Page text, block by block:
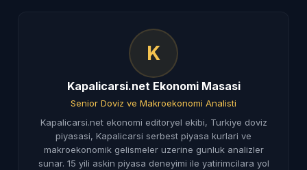
K
Kapalicarsi.net Ekonomi Masasi
Senior Doviz ve Makroekonomi Analisti
Kapalicarsi.net ekonomi editoryel ekibi, Turkiye doviz
piyasasi, Kapalicarsi serbest piyasa kurlari ve
makroekonomik gelismeler uzerine gunluk analizler
sunar. 15 yili askin piyasa deneyimi ile yatirimcilara yol